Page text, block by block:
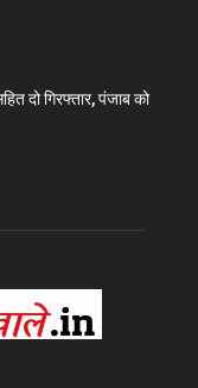
दो गिरफ्तार, पंजाब को